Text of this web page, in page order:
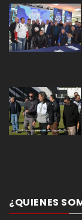
¿QUIENES